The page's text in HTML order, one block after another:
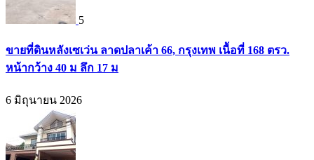
5
ขายที่ดินหลังเซเว่น ลาดปลาเค้า 66, กรุงเทพ เนื้อที่ 168 ตรว.
หน้ากว้าง 40 ม ลึก 17 ม
6 มิถุนายน 2026